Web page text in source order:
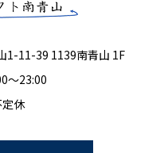
1-11-39 1139南青山 1F
～23:00
休